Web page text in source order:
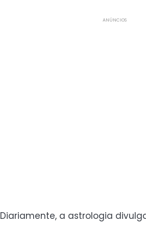
ANÚNCIOS
Diariamente, a astrologia